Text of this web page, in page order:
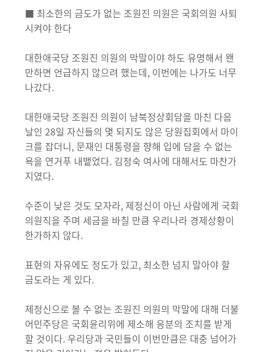
■ 최소한의 금도가 없는 조원진 의원은 국회의원 사퇴
시켜야 한다
대한애국당 조원진 의원의 막말이야 하도 유명해서 왠
만하면 언급하지 않으려 했는데, 이번에는 나가도 너무
나갔다.
대한애국당 조원진 의원이 남북정상회담을 마친 다음
날인 28일 자신들의 몇 되지도 않은 당원집회에서 마이
크를 잡더니, 문재인 대통령을 향해 입에 담을 수 없는
욕을 연거푸 내뱉었다. 김정숙 여사에 대해서도 마찬가
지였다.
수준이 낮은 것도 모자라, 제정신이 아닌 사람에게 국회
의원직을 주며 세금을 바칠 만큼 우리나라 경제상황이
한가하지 않다.
표현의 자유에도 정도가 있고, 최소한 넘지 말아야 할
금도라는 게 있다.
제정신으로 볼 수 없는 조원진 의원의 막말에 대해 더불
어민주당은 국회윤리위에 제소해 응분의 조치를 받게
할 것이다. 우리당과 국민들이 이번만큼은 대충 넘어가